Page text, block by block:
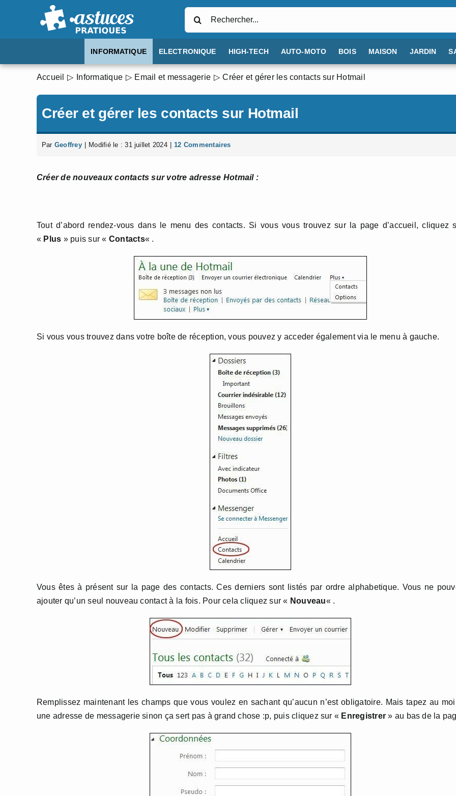
INFORMATIQUE ELECTRONIQUE HIGH-TECH AUTO-MOTO BOIS MAISON JARDIN
Accueil Informatique Email et messagerie Créer et gérer les contacts sur Hotmail
Créer et gérer les contacts sur Hotmail
Par Geoffrey Modifié le : 31 juillet 2024 12 Commentaires
Créer de nouveaux contacts sur votre adresse Hotmail :
Tout d’abord rendez-vous dans le menu des contacts. Si vous vous trouvez sur la page d’accueil, cliquez
« Plus » puis sur « Contacts« .
Si vous vous trouvez dans votre boîte de réception, vous pouvez y acceder également via le menu à gauche.
Vous êtes à présent sur la page des contacts. Ces derniers sont listés par ordre alphabetique. Vous ne
ajouter qu’un seul nouveau contact à la fois. Pour cela cliquez sur « Nouveau« .
Remplissez maintenant les champs que vous voulez en sachant qu’aucun n’est obligatoire. Mais tapez au
une adresse de messagerie sinon ça sert pas à grand chose :p, puis cliquez sur « Enregistrer » au bas de la